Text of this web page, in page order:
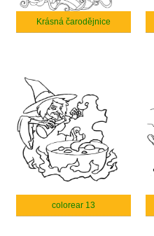
Krásná čarodějnice
colorear 13